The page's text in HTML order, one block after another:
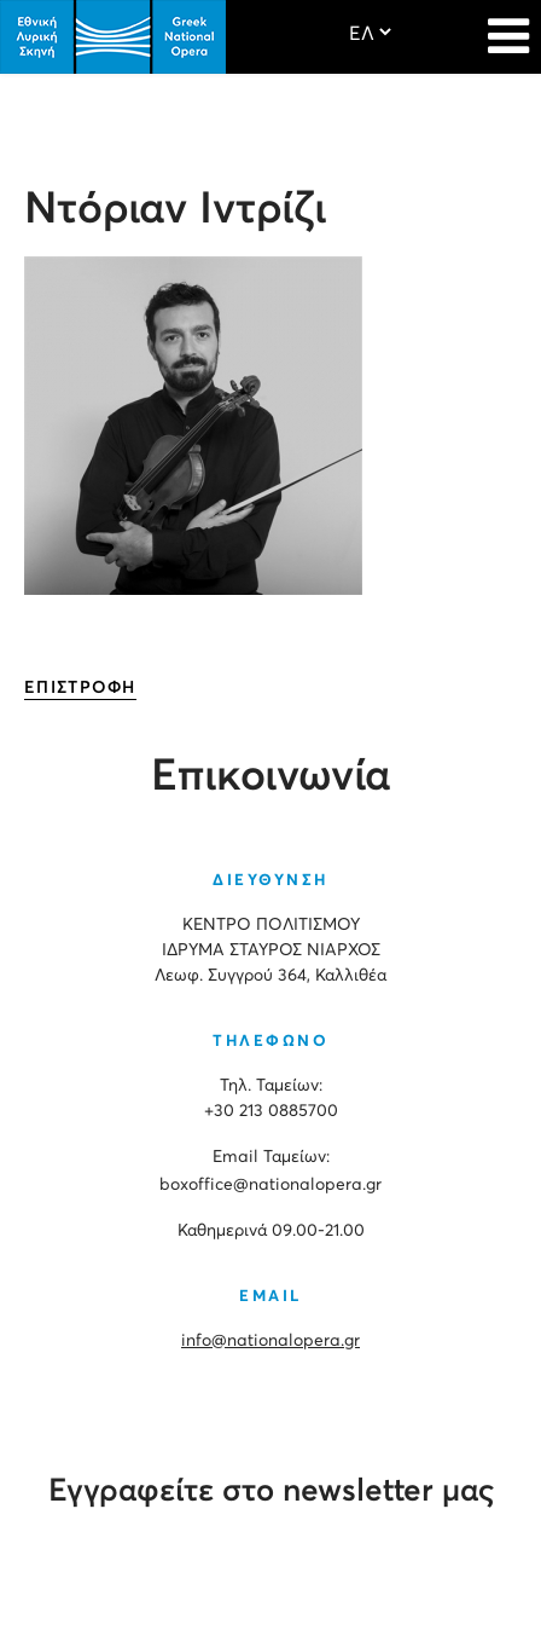
Nτόριαν Ιντρίζι
ΕΠΙΣΤΡΟΦΗ
Επικοινωνία
ΔΙΕΥΘΥΝΣΗ
ΚΕΝΤΡΟ ΠΟΛΙΤΙΣΜΟΥ
ΙΔΡΥΜΑ ΣΤΑΥΡΟΣ ΝΙΑΡΧΟΣ
Λεωφ. Συγγρού 364, Καλλιθέα
ΤΗΛΕΦΩΝΟ
Τηλ. Ταμείων:
+30 213 0885700
Εmail Ταμείων:
boxoffice@nationalopera.gr
Καθημερινά 09.00-21.00
EMAIL
info@nationalopera.gr
Εγγραφείτε στο newsletter μας